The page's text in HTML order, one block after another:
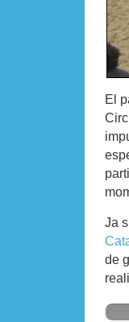
El
Ja
de